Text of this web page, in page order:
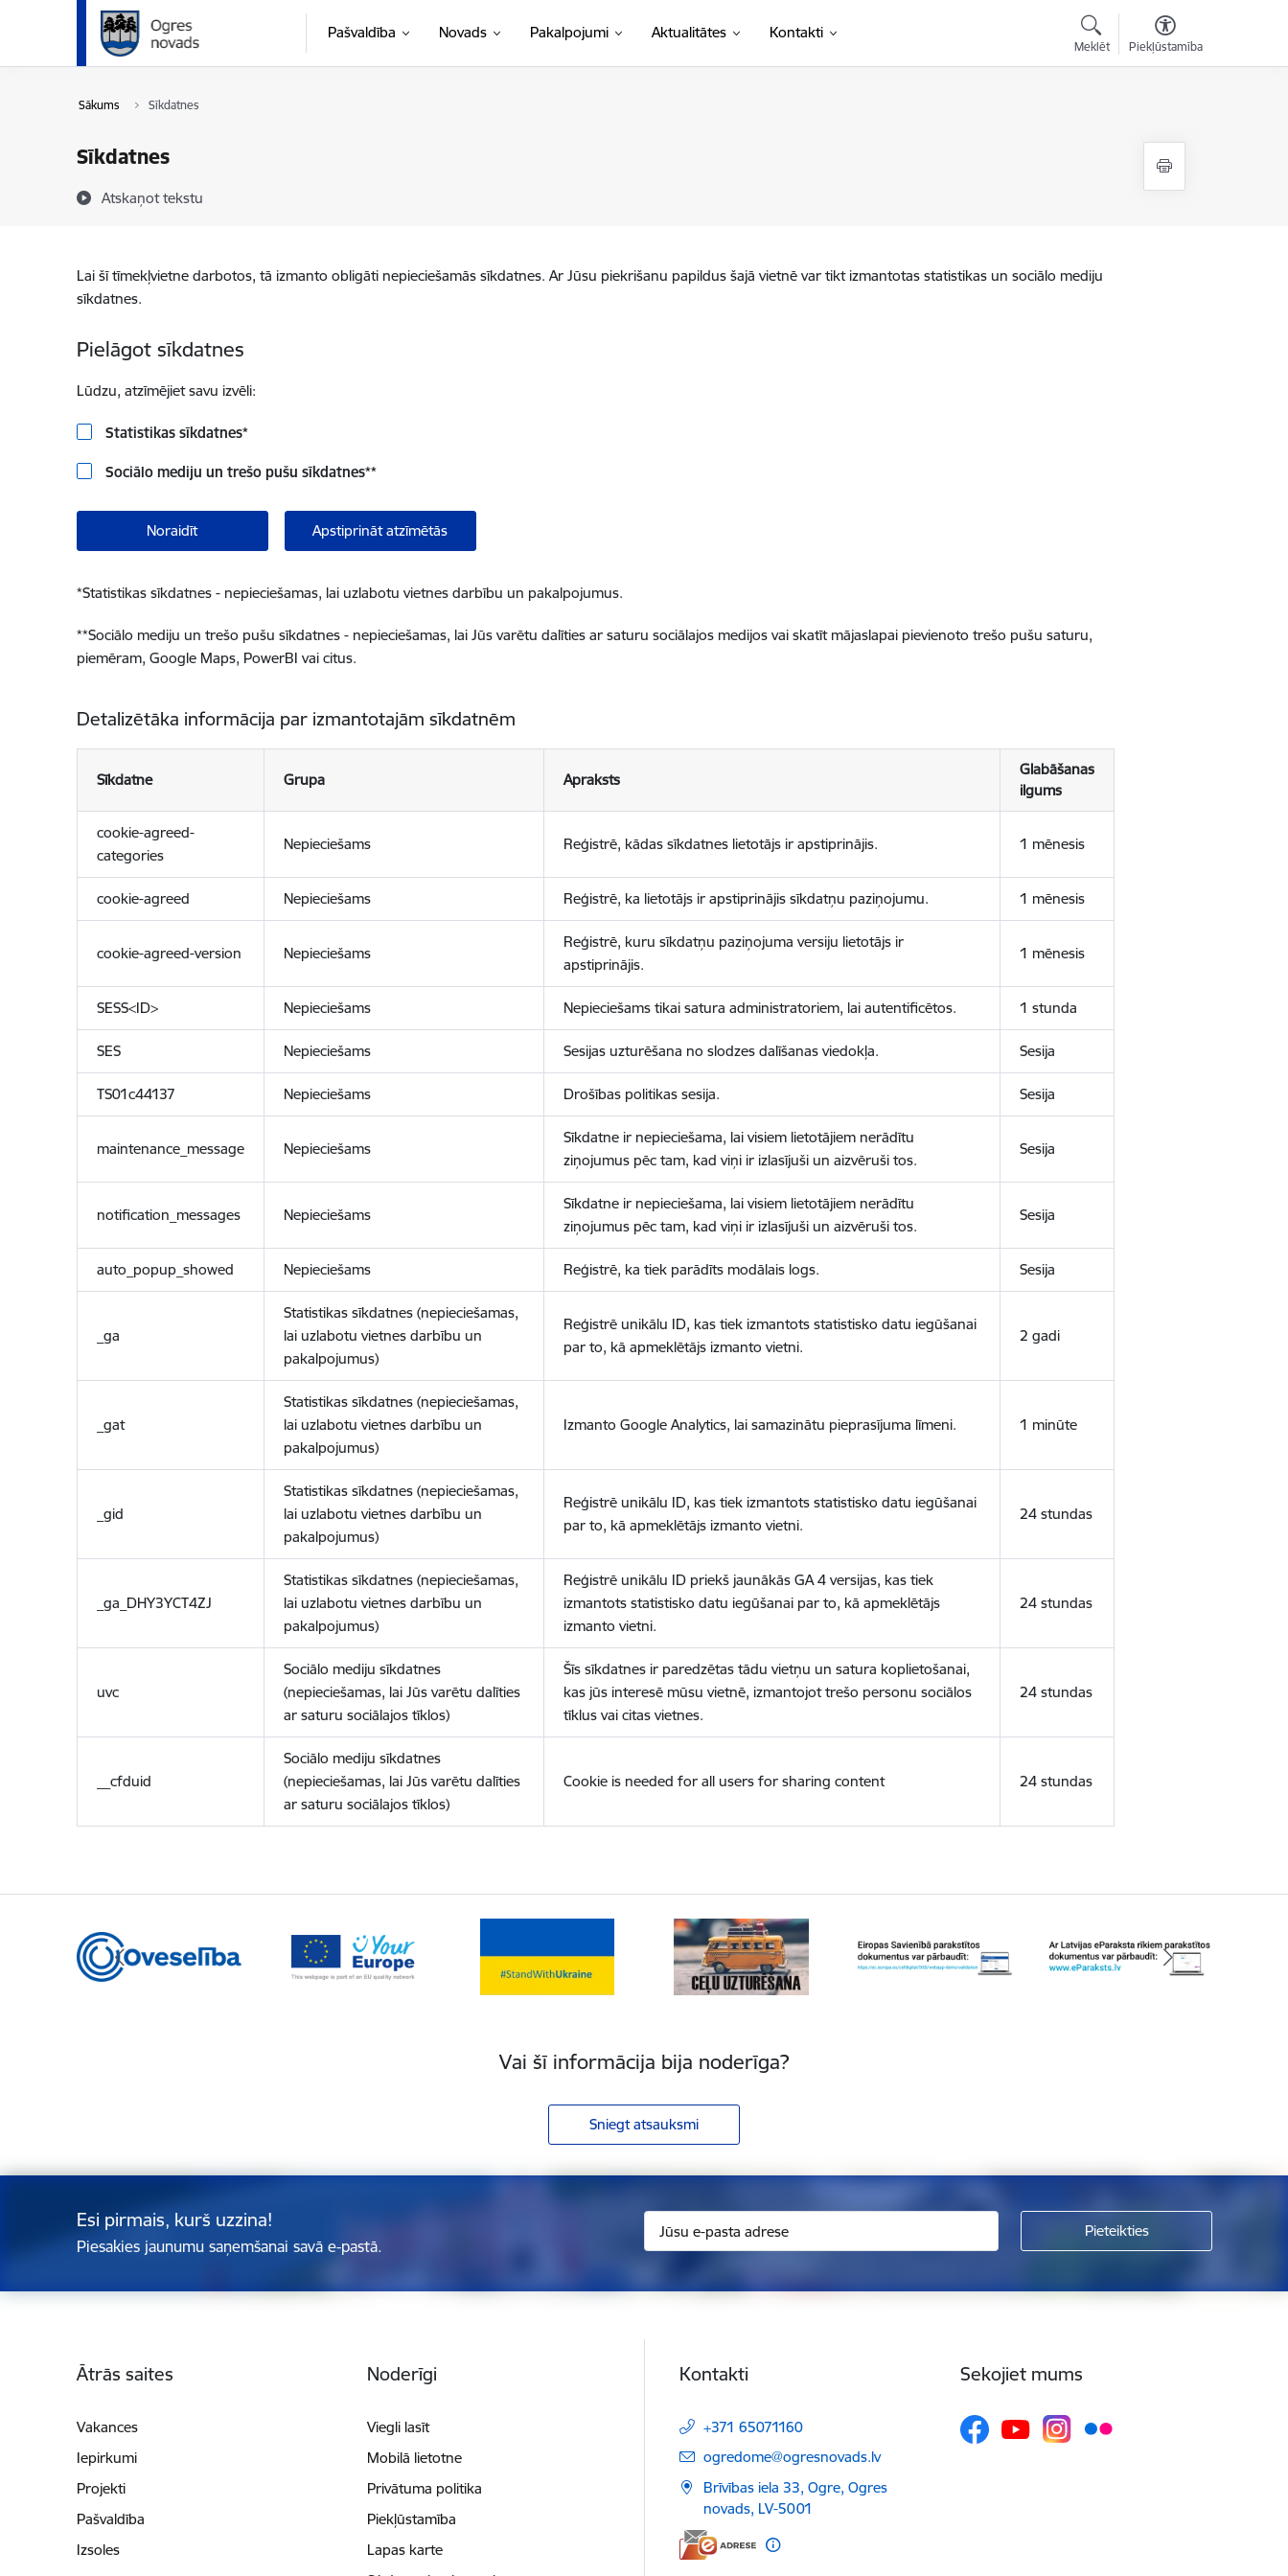
Pāriet uz lapas saturu
Pašvaldība Novads Pakalpojumi Aktualitātes Kontakti
Meklēt Piekļūstamība
Sākums Sīkdatnes
Sīkdatnes
Atskaņot tekstu
Lai šī tīmekļvietne darbotos, tā izmanto obligāti nepieciešamās sīkdatnes. Ar Jūsu piekrišanu papildus šajā vietnē var tikt izmantotas statistikas un sociālo mediju
sīkdatnes.
Pielāgot sīkdatnes
Lūdzu, atzīmējiet savu izvēli:
Statistikas sīkdatnes*
Sociālo mediju un trešo pušu sīkdatnes**
Noraidīt Apstiprināt atzīmētās
*Statistikas sīkdatnes - nepieciešamas, lai uzlabotu vietnes darbību un pakalpojumus.
**Sociālo mediju un trešo pušu sīkdatnes - nepieciešamas, lai Jūs varētu dalīties ar saturu sociālajos medijos vai skatīt mājaslapai pievienoto trešo pušu saturu,
piemēram, Google Maps, PowerBI vai citus.
Detalizētāka informācija par izmantotajām sīkdatnēm
Sīkdatne Grupa Apraksts
Glabāšanas
ilgums
cookie-agreed-
categories
Nepieciešams Reģistrē, kādas sīkdatnes lietotājs ir apstiprinājis. 1 mēnesis
cookie-agreed Nepieciešams Reģistrē, ka lietotājs ir apstiprinājis sīkdatņu paziņojumu. 1 mēnesis
cookie-agreed-version Nepieciešams
Reģistrē, kuru sīkdatņu paziņojuma versiju lietotājs ir
apstiprinājis.
1 mēnesis
SESS<ID> Nepieciešams Nepieciešams tikai satura administratoriem, lai autentificētos. 1 stunda
SES Nepieciešams Sesijas uzturēšana no slodzes dalīšanas viedokļa. Sesija
TS01c44137 Nepieciešams Drošības politikas sesija. Sesija
maintenance_message Nepieciešams
Sīkdatne ir nepieciešama, lai visiem lietotājiem nerādītu
ziņojumus pēc tam, kad viņi ir izlasījuši un aizvēruši tos.
Sesija
notification_messages Nepieciešams
Sīkdatne ir nepieciešama, lai visiem lietotājiem nerādītu
ziņojumus pēc tam, kad viņi ir izlasījuši un aizvēruši tos.
Sesija
auto_popup_showed Nepieciešams Reģistrē, ka tiek parādīts modālais logs. Sesija
_ga
Statistikas sīkdatnes (nepieciešamas,
lai uzlabotu vietnes darbību un
pakalpojumus)
Reģistrē unikālu ID, kas tiek izmantots statistisko datu iegūšanai
par to, kā apmeklētājs izmanto vietni.
2 gadi
_gat
Statistikas sīkdatnes (nepieciešamas,
lai uzlabotu vietnes darbību un
pakalpojumus)
Izmanto Google Analytics, lai samazinātu pieprasījuma līmeni. 1 minūte
_gid
Statistikas sīkdatnes (nepieciešamas,
lai uzlabotu vietnes darbību un
pakalpojumus)
Reģistrē unikālu ID, kas tiek izmantots statistisko datu iegūšanai
par to, kā apmeklētājs izmanto vietni.
24 stundas
_ga_DHY3YCT4ZJ
Statistikas sīkdatnes (nepieciešamas,
lai uzlabotu vietnes darbību un
pakalpojumus)
Reģistrē unikālu ID priekš jaunākās GA 4 versijas, kas tiek
izmantots statistisko datu iegūšanai par to, kā apmeklētājs
izmanto vietni.
24 stundas
uvc
Sociālo mediju sīkdatnes
(nepieciešamas, lai Jūs varētu dalīties
ar saturu sociālajos tīklos)
Šīs sīkdatnes ir paredzētas tādu vietņu un satura koplietošanai,
kas jūs interesē mūsu vietnē, izmantojot trešo personu sociālos
tīklus vai citas vietnes.
24 stundas
__cfduid
Sociālo mediju sīkdatnes
(nepieciešamas, lai Jūs varētu dalīties
ar saturu sociālajos tīklos)
Cookie is needed for all users for sharing content 24 stundas
Vai šī informācija bija noderīga?
Sniegt atsauksmi
Esi pirmais, kurš uzzina!
Piesakies jaunumu saņemšanai savā e-pastā.
Ātrās saites
Vakances
Iepirkumi
Projekti
Pašvaldība
Izsoles
Noderīgi
Viegli lasīt
Mobilā lietotne
Privātuma politika
Piekļūstamība
Lapas karte
Kontakti
+371 65071160
E-pasts:
ogredome@ogresnovads.lv
Brīvības iela 33, Ogre, Ogres
novads, LV-5001
Sekojiet mums